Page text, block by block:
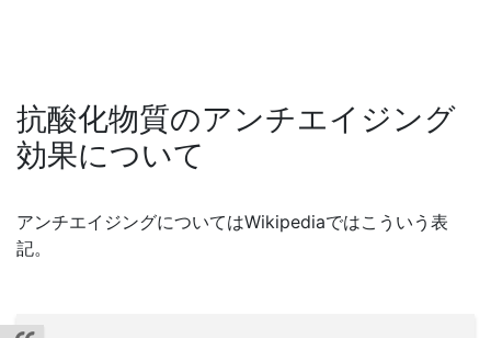
抗酸化物質のアンチエイジング
効果について
アンチエイジングについてはWikipediaではこういう表
記。